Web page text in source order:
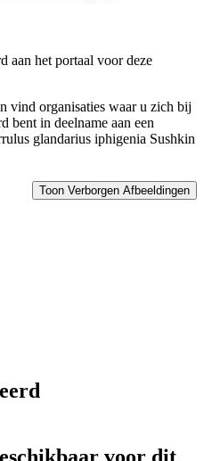
aan het portaal voor deze
vind organisaties waar u zich bij
bent in deelname aan een
glandarius iphigenia Sushkin
Toon Verborgen Afbeeldingen